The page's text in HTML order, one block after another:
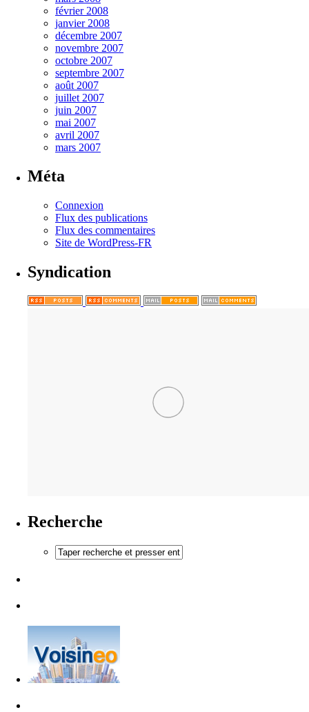
février 2008
janvier 2008
décembre 2007
novembre 2007
octobre 2007
septembre 2007
août 2007
juillet 2007
juin 2007
mai 2007
avril 2007
mars 2007
Méta
Connexion
Flux des publications
Flux des commentaires
Site de WordPress-FR
Syndication
Recherche